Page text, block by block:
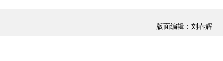
版面编辑：刘春辉